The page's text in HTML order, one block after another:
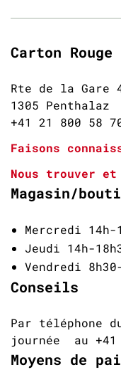
Carton Rouge
Rte de la Gare
1305 Penthalaz
+41 21 800 58
Faisons
Nous trouver
Magasin/
Mercredi 14h-
Jeudi 14h-
Vendredi
Conseils
Par téléphone
journée au +41
Moyens de